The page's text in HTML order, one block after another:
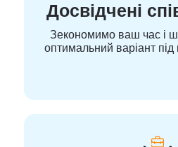
Досвідчені
Зекономимо ваш час і
оптимальний варіант під